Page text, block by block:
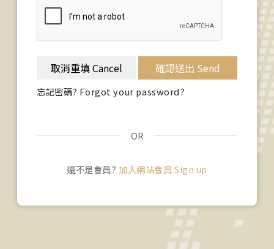
取消重填 Cancel 確認送出 Send
忘記密碼? Forgot your password?
OR
還不是會員? 加入網站會員 Sign up